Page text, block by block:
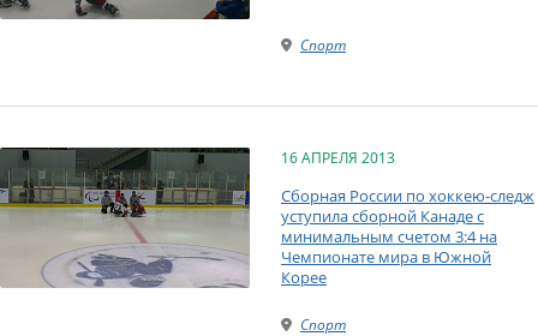
Спорт
16 АПРЕЛЯ 2013
Сборная России по хоккею-следж
уступила сборной Канаде с
минимальным счетом 3:4 на
Чемпионате мира в Южной
Корее
Спорт